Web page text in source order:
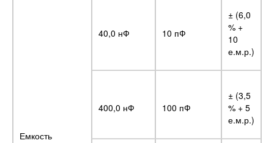
Емкость
40,0 нФ 10 пФ
± (6,0
% +
10
е.м.р.)
400,0 нФ 100 пФ
± (3,5
% + 5
е.м.р.)